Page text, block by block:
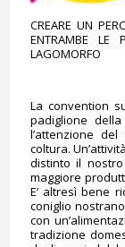
CREARE UN
ENTRAMBE LE
LAGOMORFO
La convention
padiglione
l’attenzione
coltura.
distinto il
maggiore
E’ altresì bene
coniglio
con
tradizione